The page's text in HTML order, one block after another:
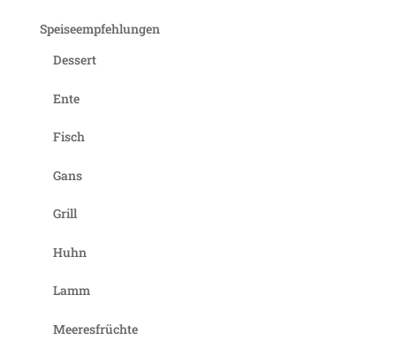
Speiseempfehlungen
Dessert
Ente
Fisch
Gans
Grill
Huhn
Lamm
Meeresfrüchte